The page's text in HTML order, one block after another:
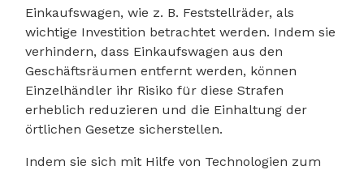
Einkaufswagen, wie z. B. Feststellräder, als
wichtige Investition betrachtet werden. Indem sie
verhindern, dass Einkaufswagen aus den
Geschäftsräumen entfernt werden, können
Einzelhändler ihr Risiko für diese Strafen
erheblich reduzieren und die Einhaltung der
örtlichen Gesetze sicherstellen.
Indem sie sich mit Hilfe von Technologien zum